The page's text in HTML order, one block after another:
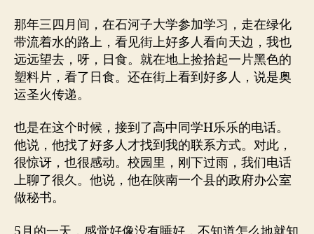
那年三四月间，在石河子大学参加学习，走在绿化
带流着水的路上，看见街上好多人看向天边，我也
远远望去，呀，日食。就在地上捡拾起一片黑色的
塑料片，看了日食。还在街上看到好多人，说是奥
运圣火传递。
也是在这个时候，接到了高中同学H乐乐的电话。
他说，他找了好多人才找到我的联系方式。对此，
很惊讶，也很感动。校园里，刚下过雨，我们电话
上聊了很久。他说，他在陕南一个县的政府办公室
做秘书。